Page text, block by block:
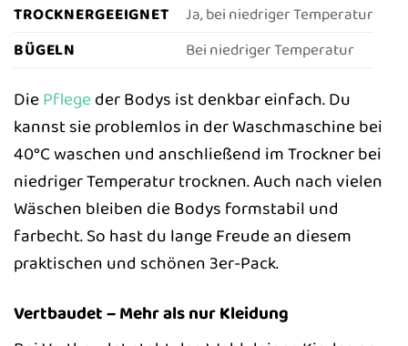
TROCKNERGEEIGNET
Ja, bei niedriger Temperatur
BÜGELN
Bei niedriger Temperatur
DiePflege der Bodys ist denkbar einfach. Du
kannst sie problemlos in der Waschmaschine bei
40°C waschen und anschließend im Trockner bei
niedriger Temperatur trocknen. Auch nach vielen
Wäschen bleiben die Bodys formstabil und
farbecht. So hast du lange Freude an diesem
praktischen und schönen 3er-Pack.
Vertbaudet – Mehr als nur Kleidung